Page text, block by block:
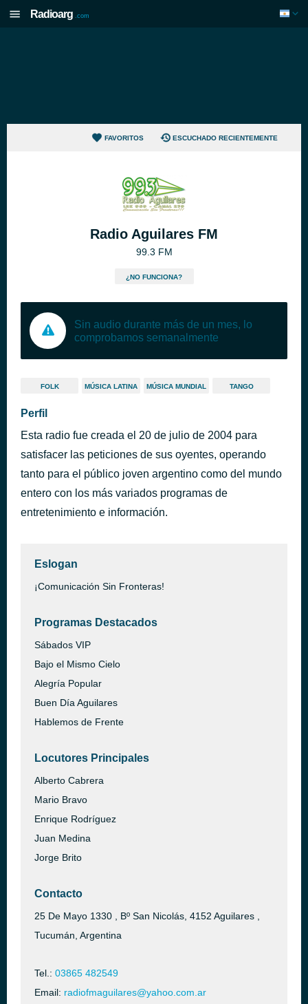
Radioarg .com
FAVORITOS ESCUCHADO RECIENTEMENTE
Radio Aguilares FM
99.3 FM
¿NO FUNCIONA?
Sin audio durante más de un mes, lo
comprobamos semanalmente
FOLK MÚSICA LATINA MÚSICA MUNDIAL TANGO
Perfil
Esta radio fue creada el 20 de julio de 2004 para
satisfacer las peticiones de sus oyentes, operando
tanto para el público joven argentino como del mundo
entero con los más variados programas de
entretenimiento e información.
Eslogan
¡Comunicación Sin Fronteras!
Programas Destacados
Sábados VIP
Bajo el Mismo Cielo
Alegría Popular
Buen Día Aguilares
Hablemos de Frente
Locutores Principales
Alberto Cabrera
Mario Bravo
Enrique Rodríguez
Juan Medina
Jorge Brito
Contacto
25 De Mayo 1330 , Bº San Nicolás, 4152 Aguilares ,
Tucumán, Argentina
Tel.: 03865 482549
Email: radiofmaguilares@yahoo.com.ar